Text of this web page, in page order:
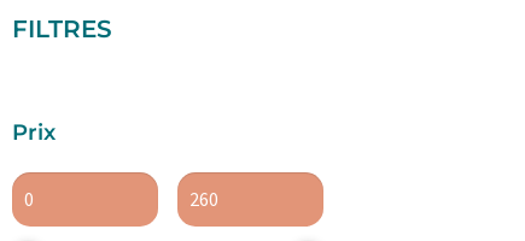
FILTRES
Prix